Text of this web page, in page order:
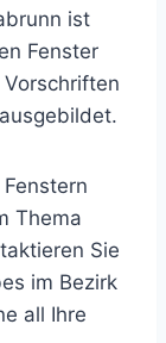
ist
Fenster
Thema
Sie
im Bezirk
all Ihre